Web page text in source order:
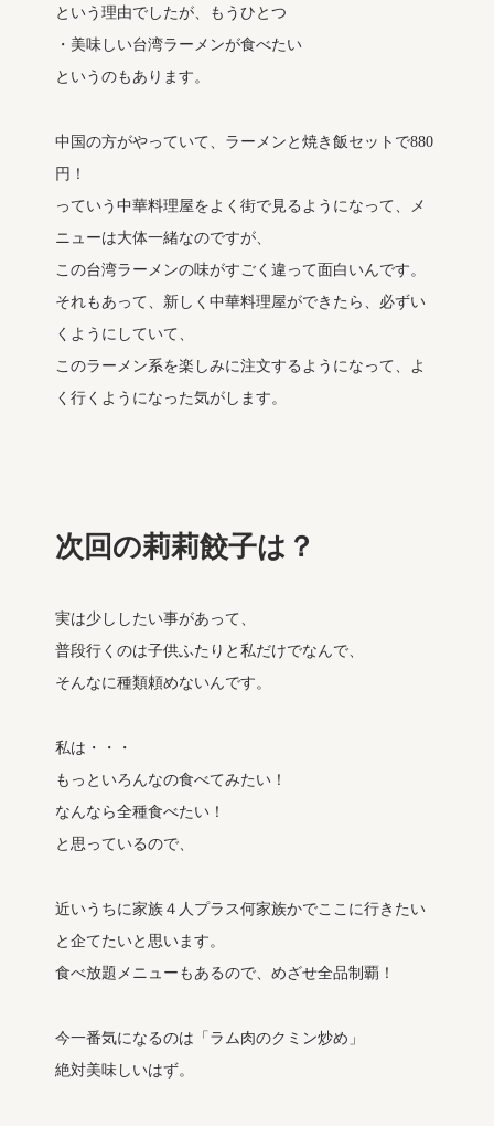
という理由でしたが、もうひとつ
・美味しい台湾ラーメンが食べたい
というのもあります。
中国の方がやっていて、ラーメンと焼き飯セットで880
円！
っていう中華料理屋をよく街で見るようになって、メ
ニューは大体一緒なのですが、
この台湾ラーメンの味がすごく違って面白いんです。
それもあって、新しく中華料理屋ができたら、必ずい
くようにしていて、
このラーメン系を楽しみに注文するようになって、よ
く行くようになった気がします。
次回の莉莉餃子は？
実は少ししたい事があって、
普段行くのは子供ふたりと私だけでなんで、
そんなに種類頼めないんです。
私は・・・
もっといろんなの食べてみたい！
なんなら全種食べたい！
と思っているので、
近いうちに家族４人プラス何家族かでここに行きたい
と企てたいと思います。
食べ放題メニューもあるので、めざせ全品制覇！
今一番気になるのは「ラム肉のクミン炒め」
絶対美味しいはず。